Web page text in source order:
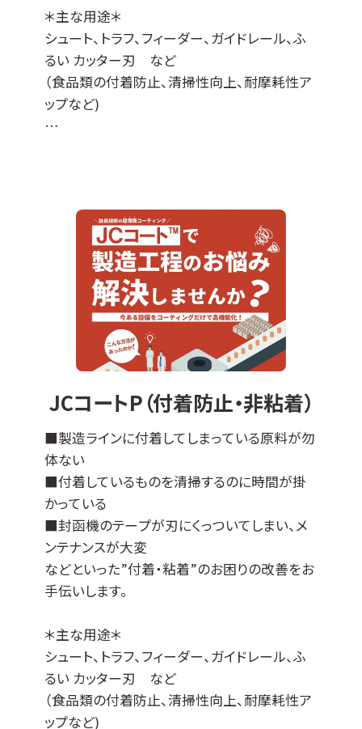
＊主な用途＊
シュート、トラフ、フィーダー、ガイドレール、ふ
るい カッター刃 など
（食品類の付着防止、清掃性向上、耐摩耗性ア
ップなど)
『JCコートP』は撥水撥油性・非粘着性・防汚性
の機能があります。
※ DLCとは、ダイヤモンドライクカーボンの略
＊適応基材＊
ステンレスなどの導電性基材全般に対応可能
ですが、不向きなものもございます（亜鉛、銅な
も可能です。
その他の母材につきましては、ご相談ください
ませ。
JCコートP（付着防止・非粘着）
■製造ラインに付着してしまっている原料が勿
体ない
■付着しているものを清掃するのに時間が掛
かっている
■封函機のテープが刃にくっついてしまい、メ
ンテナンスが大変
などといった”付着・粘着”のお困りの改善をお
手伝いします。
＊主な用途＊
シュート、トラフ、フィーダー、ガイドレール、ふ
るい カッター刃 など
（食品類の付着防止、清掃性向上、耐摩耗性ア
ップなど)